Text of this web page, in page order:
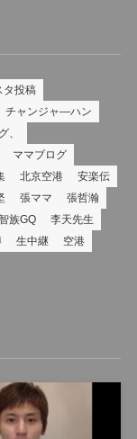
タ投稿
チャンジャ―ハン
、
ママブログ
北京空港
安楽伝
張ママ
張哲瀚
族GQ
李天先生
生中継
空港